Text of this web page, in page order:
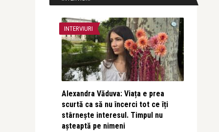
INTERVIURI
Alexandra Văduva: Viața e prea
scurtă ca să nu încerci tot ce îți
stârnește interesul. Timpul nu
așteaptă pe nimeni